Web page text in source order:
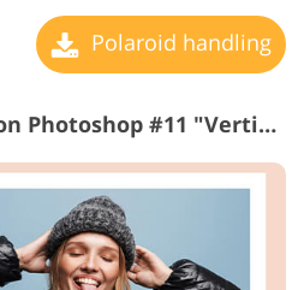
Polaroid handling
Gratis Polaroid Action Photoshop #11 "Vertical Lines"